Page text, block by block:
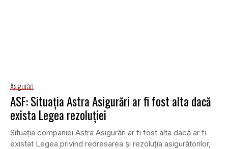
Asigurări
ASF: Situaţia Astra Asigurări ar fi fost alta dacă
exista Legea rezoluţiei
Situaţia companiei Astra Asigurări ar fi fost alta dacă ar fi
existat Legea privind redresarea şi rezoluţia asigurătorilor,